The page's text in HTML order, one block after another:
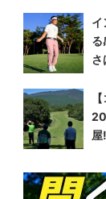
イ
る
さ